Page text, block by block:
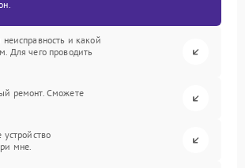
и какой
Для чего проводить
ремонт. Сможете
мне.